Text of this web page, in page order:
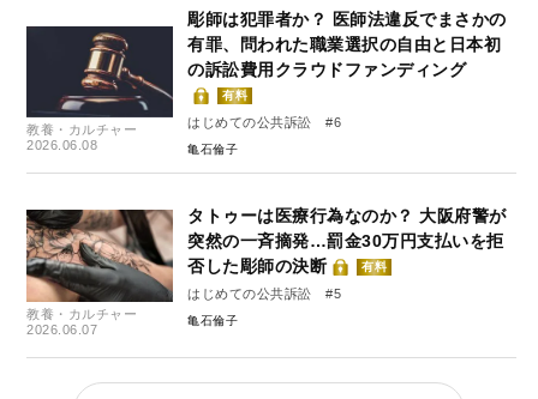
教養・カルチャー
2026.06.08
彫師は犯罪者か？ 医師法違反でまさかの
有罪、問われた職業選択の自由と日本初
の訴訟費用クラウドファンディング
有料
はじめての公共訴訟 #6
亀石倫子
教養・カルチャー
2026.06.07
タトゥーは医療行為なのか？ 大阪府警が
突然の一斉摘発…罰金30万円支払いを拒
否した彫師の決断
有料
はじめての公共訴訟 #5
亀石倫子